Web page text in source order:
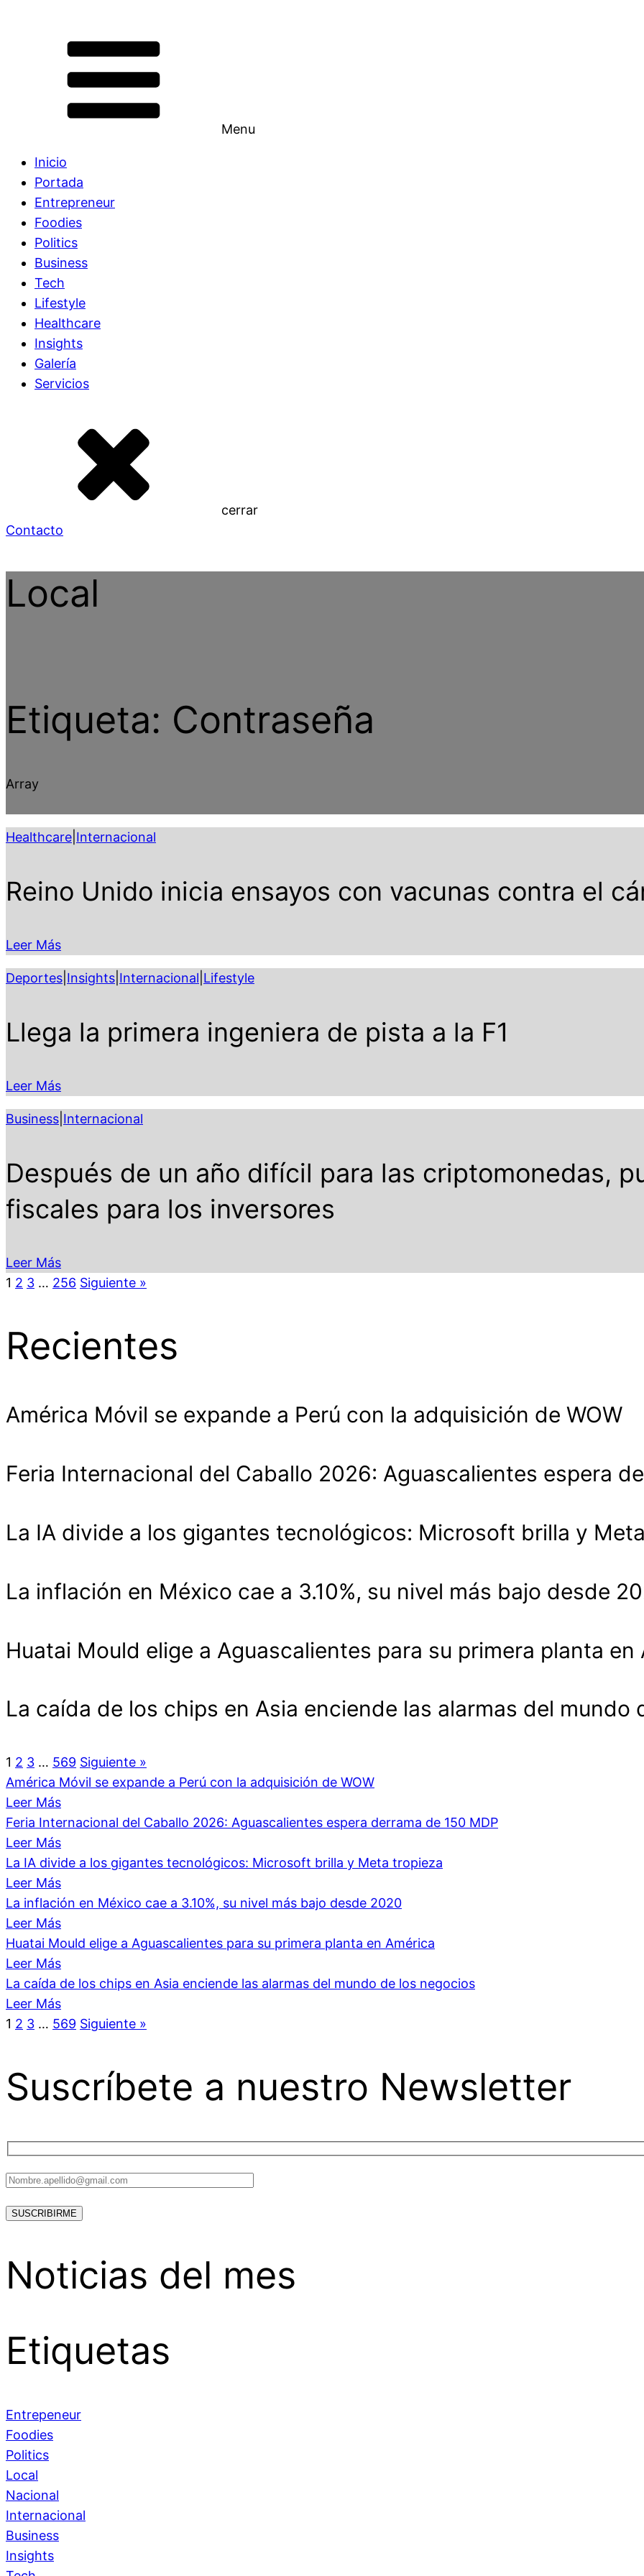
Menu
Inicio
Portada
Entrepreneur
Foodies
Politics
Business
Tech
Lifestyle
Healthcare
Insights
Galería
Servicios
cerrar
Contacto
Local
Etiqueta: Contraseña
Array
Healthcare Internacional
Reino Unido inicia ensayos con vacunas contra el
Leer Más
Deportes Insights Internacional Lifestyle
Llega la primera ingeniera de pista a la F1
Leer Más
Business Internacional
Después de un año difícil para las criptomonedas,
fiscales para los inversores
Leer Más
1 2 3 … 256 Siguiente »
Recientes
América Móvil se expande a Perú con la adquisición de WOW
Feria Internacional del Caballo 2026: Aguascalientes espera
La IA divide a los gigantes tecnológicos: Microsoft brilla y
La inflación en México cae a 3.10%, su nivel más bajo desde
Huatai Mould elige a Aguascalientes para su primera planta en
La caída de los chips en Asia enciende las alarmas del mundo
1 2 3 … 569 Siguiente »
América Móvil se expande a Perú con la adquisición de WOW
Leer Más
Feria Internacional del Caballo 2026: Aguascalientes espera derrama de 150 MDP
Leer Más
La IA divide a los gigantes tecnológicos: Microsoft brilla y Meta tropieza
Leer Más
La inflación en México cae a 3.10%, su nivel más bajo desde 2020
Leer Más
Huatai Mould elige a Aguascalientes para su primera planta en América
Leer Más
La caída de los chips en Asia enciende las alarmas del mundo de los negocios
Leer Más
1 2 3 … 569 Siguiente »
Suscríbete a nuestro Newsletter
Noticias del mes
Etiquetas
Entrepeneur
Foodies
Politics
Local
Nacional
Internacional
Business
Insights